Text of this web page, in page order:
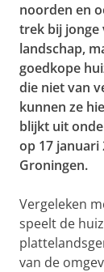
noorden en
trek bij jonge
landschap,
goedkope
die niet van
kunnen ze
blijkt uit
op 17 januari
Groningen.
Vergeleken
speelt de
van de